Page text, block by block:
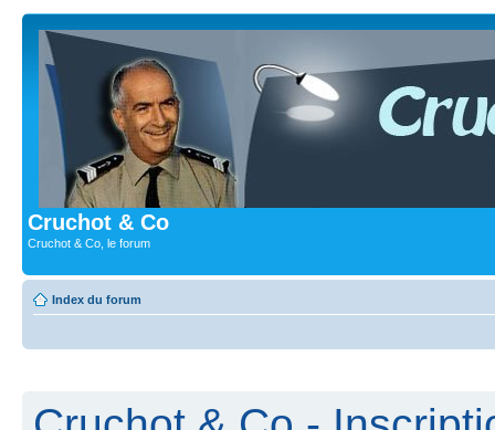
Cruchot & Co
Cruchot & Co, le forum
Index du forum